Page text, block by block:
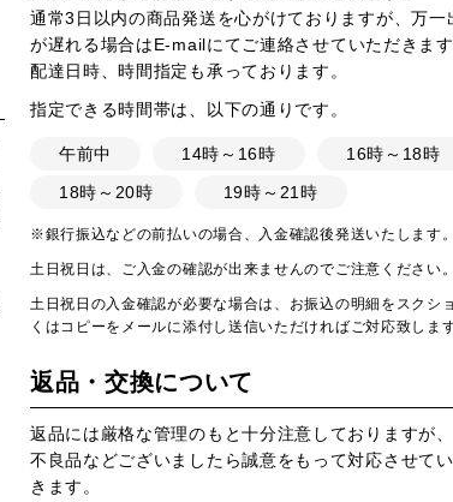
通常3日以内の商品発送を心がけておりますが、万一
が遅れる場合はE-mailにてご連絡させていただきます
配達日時、時間指定も承っております。
指定できる時間帯は、以下の通りです。
午前中 14時～16時
16時～18時
18時～20時
19時～21時
※銀行振込などの前払いの場合、入金確認後発送いたします。
土日祝日は、ご入金の確認が出来ませんのでご注意ください。
土日祝日の入金確認が必要な場合は、お振込の明細をスクシ
くはコピーをメールに添付し送信いただければご対応致します
返品・交換について
返品には厳格な管理のもと十分注意しておりますが
不良品などございましたら誠意をもって対応させて
きます。